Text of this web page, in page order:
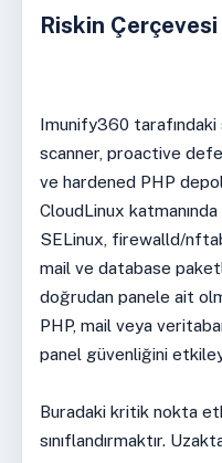
Riskin Çerçevesi
Imunify360 tarafındaki
scanner, proactive
ve hardened PHP
CloudLinux
SELinux, firewalld/
mail ve database
doğrudan panele ait
PHP, mail veya
panel güvenliğini
Buradaki kritik nokta
sınıflandırmaktır.